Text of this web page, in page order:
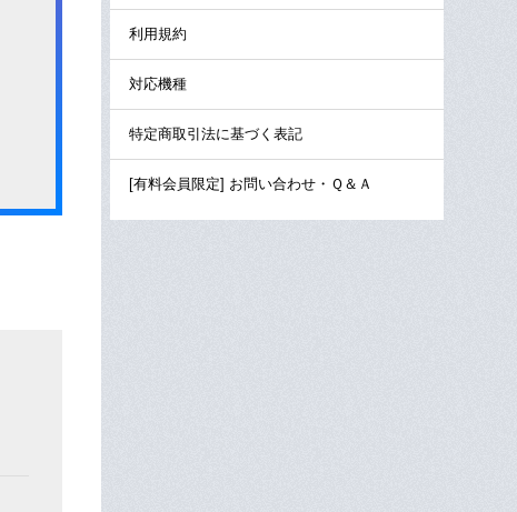
利用規約
対応機種
特定商取引法に基づく表記
[有料会員限定] お問い合わせ・Ｑ＆Ａ